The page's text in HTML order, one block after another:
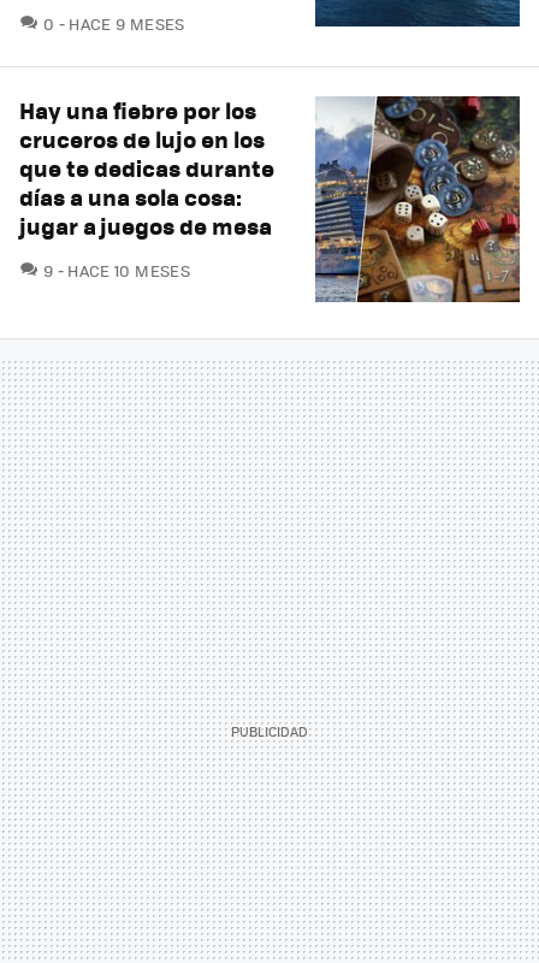
0 COMENTARIOS
HACE 9 MESES
Hay una fiebre por los
cruceros de lujo en los
que te dedicas durante
días a una sola cosa:
jugar a juegos de mesa
9 COMENTARIOS
HACE 10 MESES